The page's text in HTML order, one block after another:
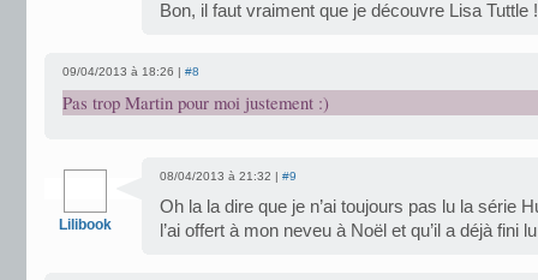
Bon, il faut vraiment que je découvre Lisa Tuttle !
09/04/2013 à 18:26 | #8
Pas trop Martin pour moi justement :)
Lilibook
08/04/2013 à 21:32 | #9
Oh la la dire que je n’ai toujours pas lu la série
l’ai offert à mon neveu à Noël et qu’il a déjà